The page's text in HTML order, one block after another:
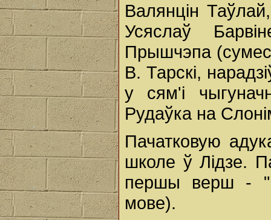
Валянцін
Усяслаў
Прышчэпа
В. Тарскі,
у сям'і
Рудаўка на
Пачатковую
школе ў Лідзе.
першы верш -
мове).